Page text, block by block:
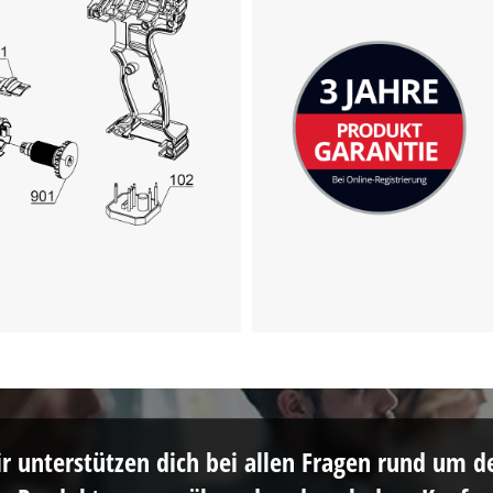
unterstützen dich bei allen Fragen rund um